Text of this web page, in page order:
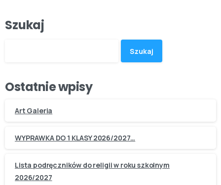
Szukaj
Szukaj
Ostatnie wpisy
Art Galeria
WYPRAWKA DO 1 KLASY 2026/2027…
Lista podręczników do religii w roku szkolnym
2026/2027